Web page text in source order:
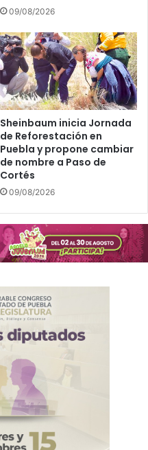
09/08/2026
Sheinbaum inicia Jornada
de Reforestación en
Puebla y propone cambiar
de nombre a Paso de
Cortés
09/08/2026